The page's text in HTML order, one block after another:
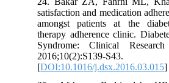
satisfaction and medication
amongst patients at the
therapy adherence clinic.
Syndrome: Clinical
2016;10(2):S139-S43.
[DOI:10.1016/j.dsx.2016.03.015